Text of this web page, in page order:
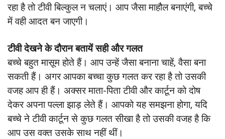
रहा है तो टीवी बिल्कुल न चलाएं। आप जैसा माहौल बनाएंगी, बच्चे
में वही आदत बन जाएगी।
टीवी देखने के दौरान बतायें सही और गलत
बच्चे बहुत मासूम होते हैं। आप उन्हें जैसा बनाना चाहें, वैसा बना
सकती हैं। अगर आपका बच्चा कुछ गलत कर रहा है तो उसकी
वजह आप ही हैं। अक्सर माता-पिता टीवी और कार्टून को दोष
देकर अपना पल्ला झाड़ लेते हैं। आपको यह समझना होगा, यदि
बच्चे ने टीवी कार्टून से कुछ गलत सीखा है तो उसकी वजह है कि
आप उस वक्त उसके साथ नहीं थीं।